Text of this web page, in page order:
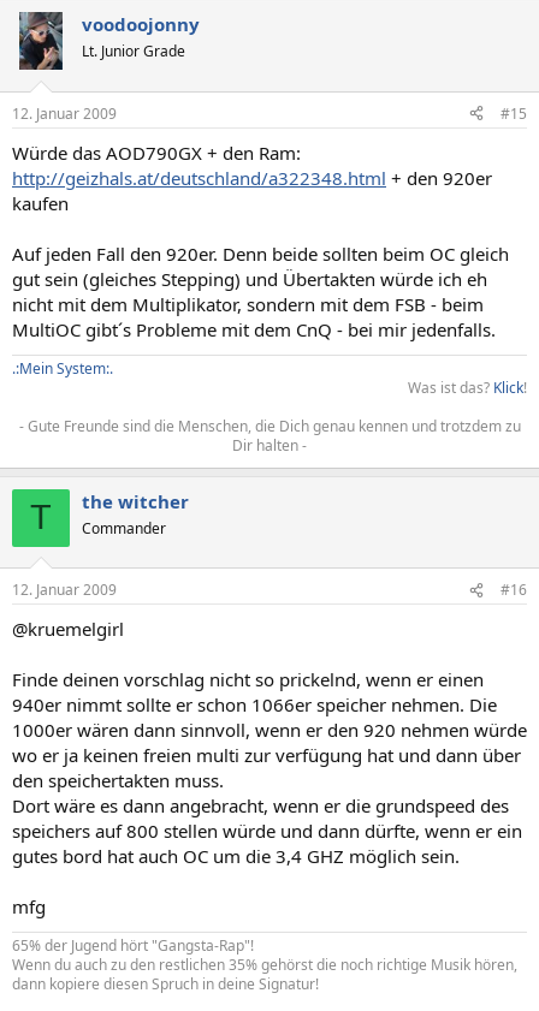
voodoojonny
Lt. Junior Grade
12. Januar 2009 #15
Würde das AOD790GX + den Ram:
http://geizhals.at/deutschland/a322348.html + den 920er
kaufen
Auf jeden Fall den 920er. Denn beide sollten beim OC gleich
gut sein (gleiches Stepping) und Übertakten würde ich eh
nicht mit dem Multiplikator, sondern mit dem FSB - beim
MultiOC gibt´s Probleme mit dem CnQ - bei mir jedenfalls.
.:Mein System:.
Was ist das? Klick!​
- Gute Freunde sind die Menschen, die Dich genau kennen und trotzdem zu
Dir halten -​
T the witcher
Commander
12. Januar 2009 #16
@kruemelgirl
Finde deinen vorschlag nicht so prickelnd, wenn er einen
940er nimmt sollte er schon 1066er speicher nehmen. Die
1000er wären dann sinnvoll, wenn er den 920 nehmen würde
wo er ja keinen freien multi zur verfügung hat und dann über
den speichertakten muss.
Dort wäre es dann angebracht, wenn er die grundspeed des
speichers auf 800 stellen würde und dann dürfte, wenn er ein
gutes bord hat auch OC um die 3,4 GHZ möglich sein.
mfg
65% der Jugend hört "Gangsta-Rap"!
Wenn du auch zu den restlichen 35% gehörst die noch richtige Musik hören,
dann kopiere diesen Spruch in deine Signatur!